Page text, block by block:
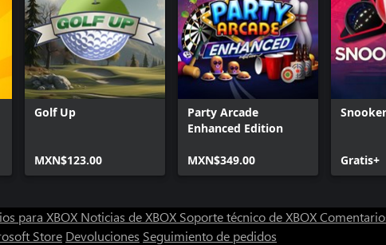
Golf Up
MXN$123.00
Party Arcade
Enhanced Edition
MXN$349.00 Gratis+
para XBOX Noticias de XBOX Soporte técnico de XBOX
Store Devoluciones Seguimiento de pedidos